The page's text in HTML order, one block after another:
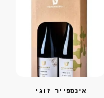
אינספייר זוגי